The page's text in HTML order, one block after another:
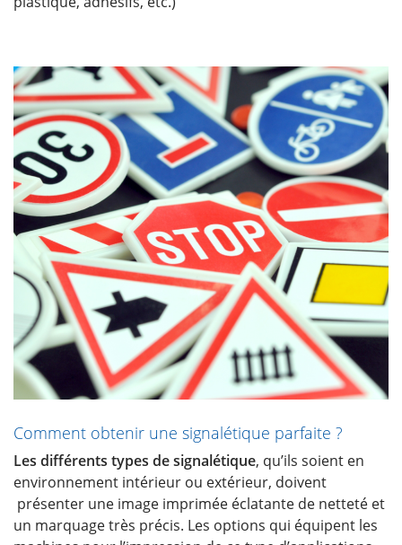
Comment obtenir une signalétique parfaite ?
Les différents types de signalétique, qu’ils soient en
environnement intérieur ou extérieur, doivent
présenter une image imprimée éclatante de netteté et
un marquage très précis. Les options qui équipent les